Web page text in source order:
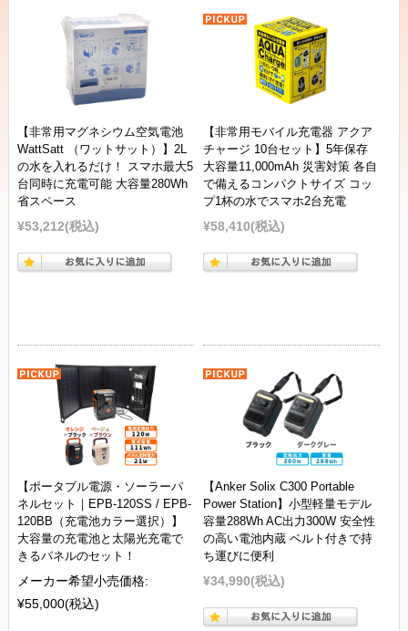
【非常用マグネシウム空気電池
WattSatt （ワットサット）】2L
の水を入れるだけ！ スマホ最大5
台同時に充電可能 大容量280Wh
省スペース
¥53,212(税込)
【非常用モバイル充電器 アクア
チャージ 10台セット】5年保存
大容量11,000mAh 災害対策 各自
で備えるコンパクトサイズ コッ
プ1杯の水でスマホ2台充電
¥58,410(税込)
【ポータブル電源・ソーラーパ
ネルセット｜EPB-120SS / EPB-
120BB（充電池カラー選択）】
大容量の充電池と太陽光充電で
きるパネルのセット！
メーカー希望小売価格:
¥55,000(税込)
【Anker Solix C300 Portable
Power Station】小型軽量モデル
容量288Wh AC出力300W 安全性
の高い電池内蔵 ベルト付きで持
ち運びに便利
¥34,990(税込)